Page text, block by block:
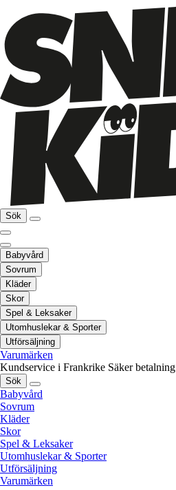
Sök
Babyvård
Sovrum
Kläder
Skor
Spel & Leksaker
Utomhuslekar & Sporter
Utförsäljning
Varumärken
Kundservice i Frankrike Säker betalning
Sök
Babyvård
Sovrum
Kläder
Skor
Spel & Leksaker
Utomhuslekar & Sporter
Utförsäljning
Varumärken